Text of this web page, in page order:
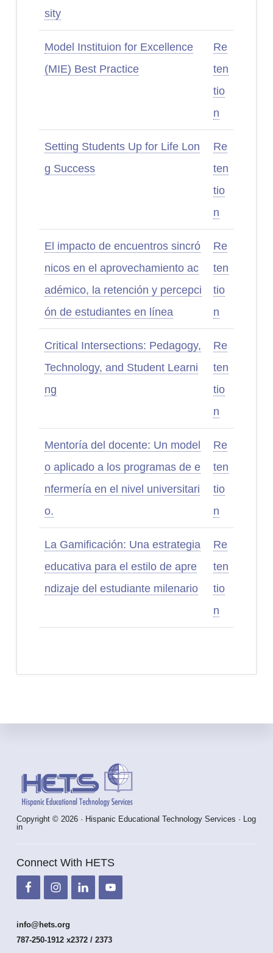
sity
Model Instituion for Excellence
(MIE) Best Practice
Re
ten
tio
n
Setting Students Up for Life Lon
g Success
Re
ten
tio
n
El impacto de encuentros sincró
nicos en el aprovechamiento ac
adémico, la retención y percepci
ón de estudiantes en línea
Re
ten
tio
n
Critical Intersections: Pedagogy,
Technology, and Student Learni
ng
Re
ten
tio
n
Mentoría del docente: Un model
o aplicado a los programas de e
nfermería en el nivel universitari
o.
Re
ten
tio
n
La Gamificación: Una estrategia
educativa para el estilo de apre
ndizaje del estudiante milenario
Re
ten
tio
n
Copyright © 2026 · Hispanic Educational Technology Services · Log
in
Connect With HETS
info@hets.org
787-250-1912 x2372 / 2373